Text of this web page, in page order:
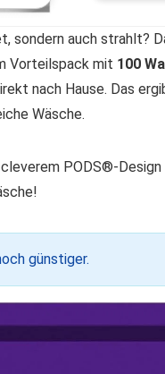
sondern auch strahlt?
Vorteilspack mit 100
nach Hause. Das
Wäsche.
PODS®-
günstiger.